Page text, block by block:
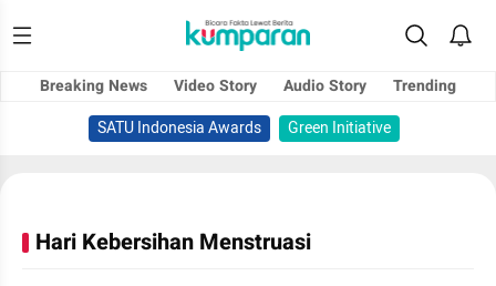
Breaking News Video Story Audio Story
Trending
SATU Indonesia Awards
Green Initiative
Hari Kebersihan Menstruasi